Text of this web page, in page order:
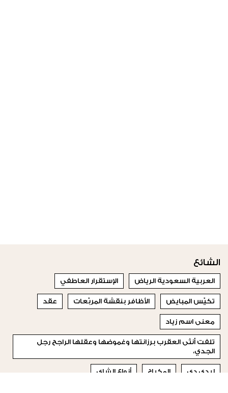
الشائع
العربية السعودية الرياض الإستقرار العاطفي
تكيّس المبايض الأظافر بنقشة المربّعات عقد
معنى اسم زياد
تلفت أنثى العقرب برزانتها وغموضها وعقلها الراجح رجل
الجدي،
ليدي دي المكياج أنواع الشاي